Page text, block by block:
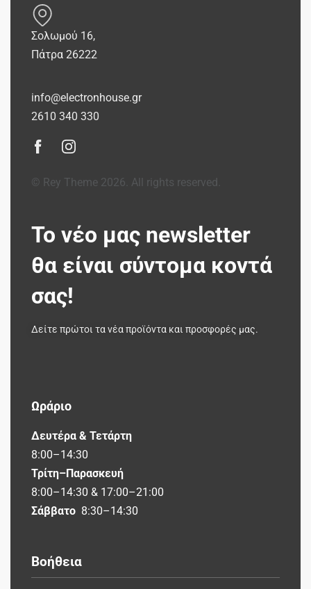
Σολωμού 16,
Πάτρα 26222
info@electronhouse.gr
2610 340 330
© Rey Theme 2026. All rights reserved.
Το νέο μας newsletter
θα είναι σύντομα κοντά
σας!
Δείτε πρώτοι τα νέα προϊόντα και προσφορές μας.
Ωράριο
Δευτέρα & Τετάρτη
8:00–14:30
Τρίτη–Παρασκευή
8:00–14:30 & 17:00–21:00
Σάββατο 8:30–14:30
Βοήθεια